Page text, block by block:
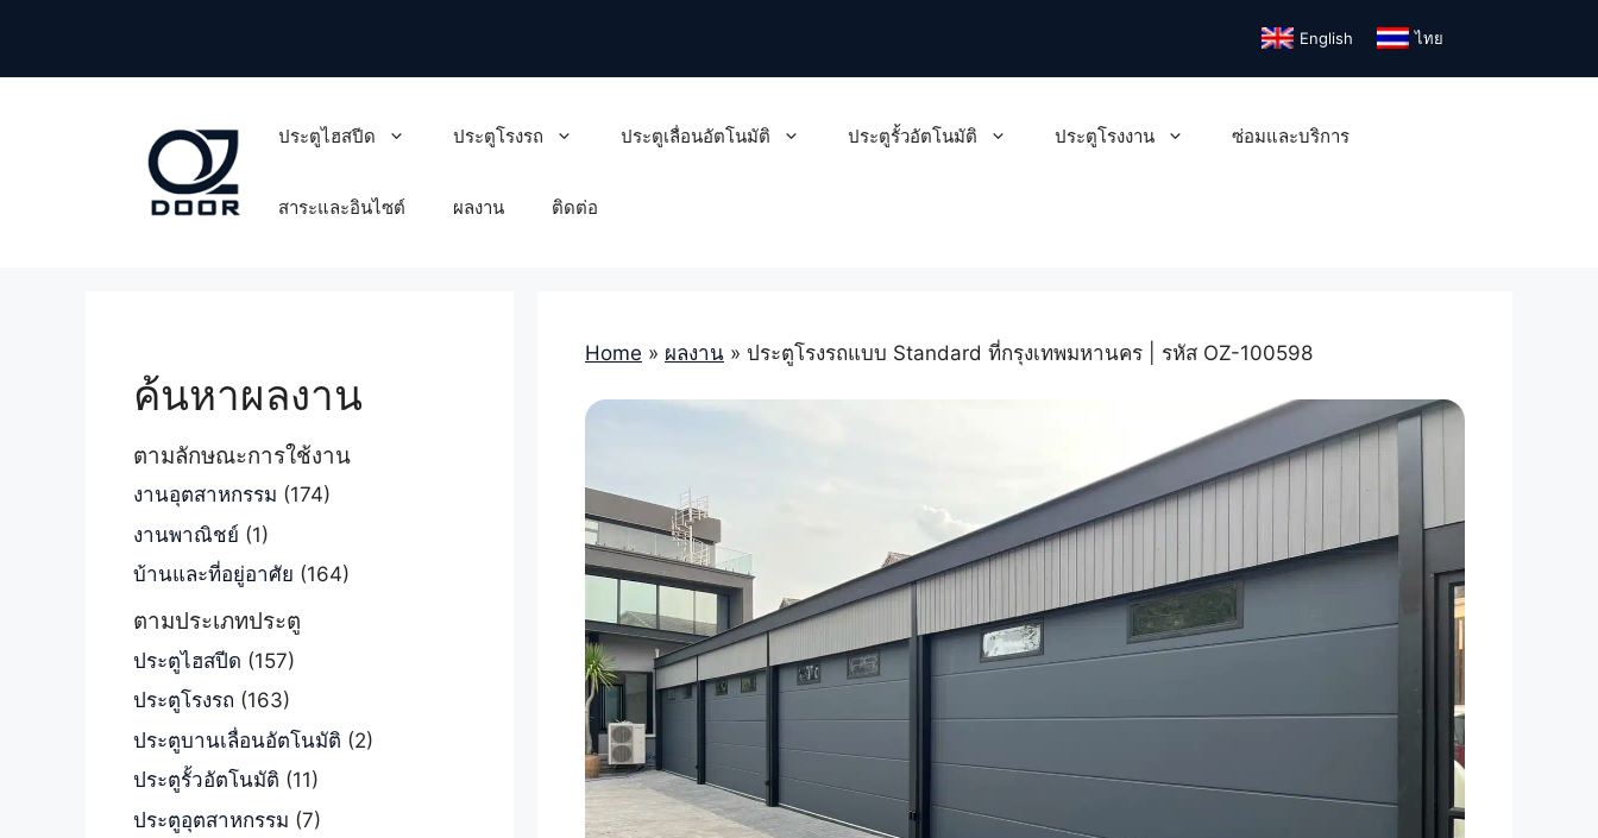
content
English ไทย
ประตูไฮสปีด ประตูโรงรถ ประตูเลื่อนอัตโนมัติ ประตูรั้วอัตโนมัติ ประตูโรงงาน ซ่อมและบริการ
สาระและอินไซต์ ผลงาน ติดต่อ
Home » ผลงาน » ประตูโรงรถแบบ Standard ที่กรุงเทพมหานคร | รหัส OZ-100598
ค้นหาผลงาน
ตามลักษณะการใช้งาน
งานอุตสาหกรรม (174)
งานพาณิชย์ (1)
บ้านและที่อยู่อาศัย (164)
ตามประเภทประตู
ประตูไฮสปีด (157)
ประตูโรงรถ (163)
ประตูบานเลื่อนอัตโนมัติ (2)
ประตูรั้วอัตโนมัติ (11)
ประตูอุตสาหกรรม (7)